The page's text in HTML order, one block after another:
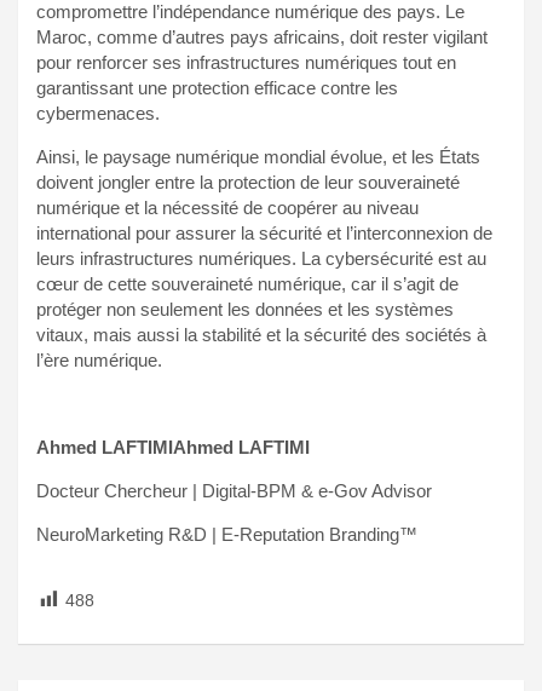
compromettre l’indépendance numérique des pays. Le
Maroc, comme d’autres pays africains, doit rester vigilant
pour renforcer ses infrastructures numériques tout en
garantissant une protection efficace contre les
cybermenaces.
Ainsi, le paysage numérique mondial évolue, et les États
doivent jongler entre la protection de leur souveraineté
numérique et la nécessité de coopérer au niveau
international pour assurer la sécurité et l’interconnexion de
leurs infrastructures numériques. La cybersécurité est au
cœur de cette souveraineté numérique, car il s’agit de
protéger non seulement les données et les systèmes
vitaux, mais aussi la stabilité et la sécurité des sociétés à
l’ère numérique.
Ahmed LAFTIMIAhmed LAFTIMI
Docteur Chercheur | Digital-BPM & e-Gov Advisor
NeuroMarketing R&D | E-Reputation Branding™
488